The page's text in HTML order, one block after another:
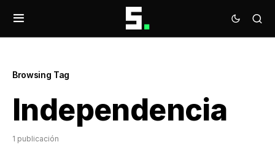
Browsing Tag
Independencia
1 publicación